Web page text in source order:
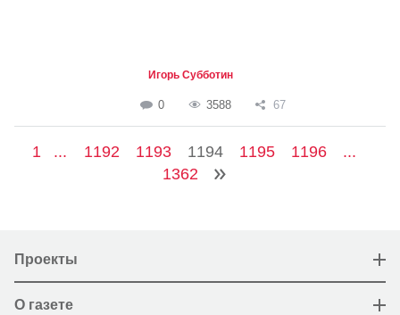
Игорь Субботин
0 3588 67
1 ... 1192 1193 1194 1195 1196
...
1362
Проекты
О газете